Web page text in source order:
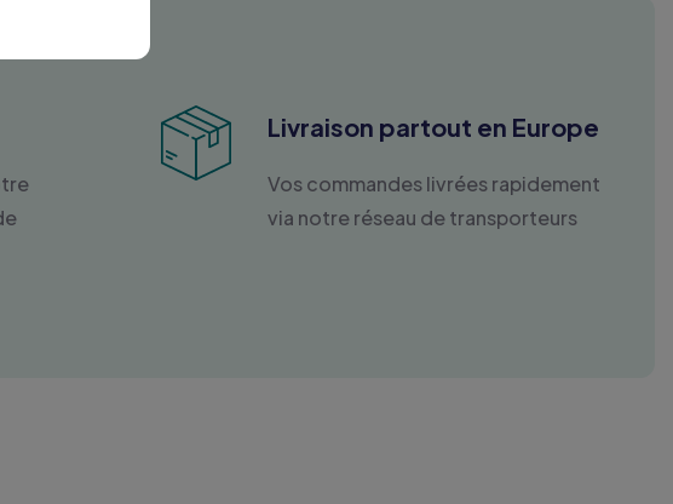
Livraison partout en Europe
Vos commandes livrées rapidement
via notre réseau de transporteurs